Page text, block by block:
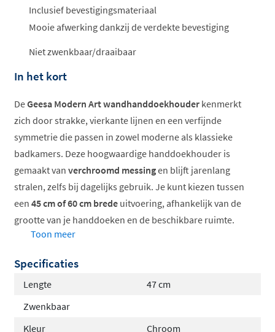
ophalen...
Inclusief bevestigingsmateriaal
Mooie afwerking dankzij de verdekte bevestiging
Niet zwenkbaar/draaibaar
In het kort
DeGeesa Modern Art wandhanddoekhouder kenmerkt
zich door strakke, vierkante lijnen en een verfijnde
symmetrie die passen in zowel moderne als klassieke
badkamers. Deze hoogwaardige handdoekhouder is
gemaakt van verchroomd messingen blijft jarenlang
stralen, zelfs bij dagelijks gebruik. Je kunt kiezen tussen
een 45 cm of 60 cm brede uitvoering, afhankelijk van de
grootte van je handdoeken en de beschikbare ruimte.
Het bevestigingsmateriaal wordt standaard
Verkrijgbaar in 45 cm en 60 cm
Toon meer
Specificaties
Lengte
47 cm
Zwenkbaar
Kleur
Chroom